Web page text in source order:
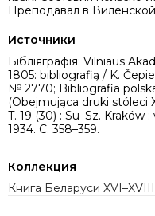
Преподавал в
Источники
Бібліяграфія: Vilniaus
1805: bibliografią / K.
№ 2770; Bibliografia
(Obejmująca druki stóleci
T. 19 (30) : Su–Sz.
1934. C. 358–359.
Коллекция
Книга Беларуси